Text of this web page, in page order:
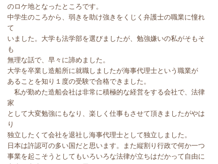
のロケ地となったところです。
中学生のころから、弱きを助け強きをくじく弁護士の職業に憧れ
て
いました。大学も法学部を選びましたが、勉強嫌いの私がそもそ
も
無理な話で、早々に諦めました。
大学を卒業し造船所に就職しましたが海事代理士という職業が
あることを知り１度の受験で合格できました。
私が勤めた造船会社は非常に積極的な経営をする会社で、法律
家
として大変勉強にもなり、楽しく仕事もさせて頂きましたがやは
り
独立したくて会社を退社し海事代理士として独立しました。
日本は許認可の多い国だと思います。また縦割り行政で何か一つ
事業を起こそうとしてもいろいろな法律が立ちはだかって自由に